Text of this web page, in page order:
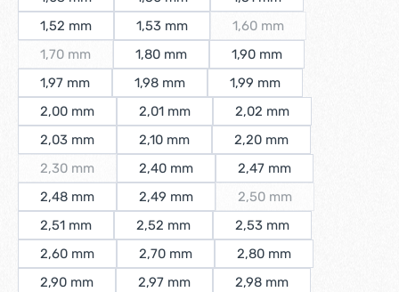
1,52 mm
1,53 mm 1,60 mm
1,70 mm
(Diese Option ist zurzeit nicht verfügbar.)
1,80 mm
1,90 mm
1,97 mm
1,98 mm
1,99 mm
2,00 mm
2,01 mm
2,02 mm
2,03 mm
2,10 mm
2,20 mm
2,30 mm
(Diese Option ist zurzeit nicht verfügbar.)
2,40 mm
2,47 mm
2,48 mm
2,49 mm 2,50 mm
2,51 mm 2,52 mm
2,53 mm
2,60 mm
2,70 mm
2,80 mm
2,90 mm
2,97 mm
2,98 mm